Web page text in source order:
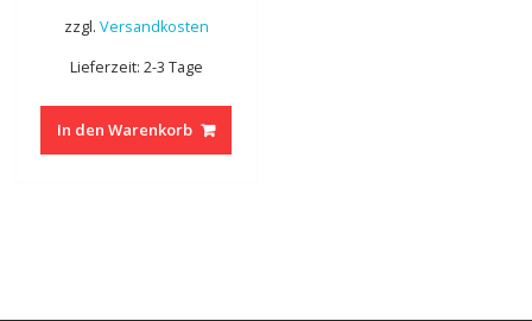
zzgl. Versandkosten
Lieferzeit: 2-3 Tage
In den Warenkorb